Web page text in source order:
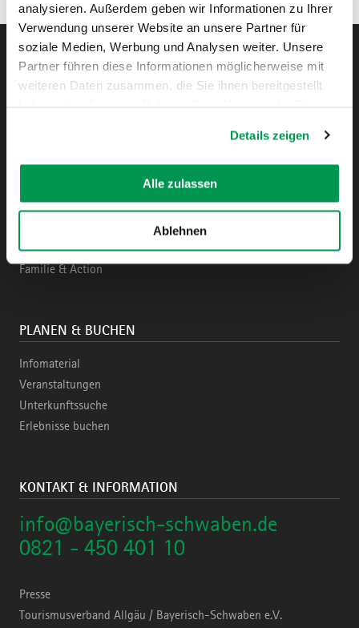
analysieren. Außerdem geben wir Informationen zu Ihrer
Verwendung unserer Website an unsere Partner für
soziale Medien, Werbung und Analysen weiter. Unsere
Partner führen diese Informationen möglicherweise mit
weiteren Daten zusammen, die Sie ihnen bereitgestellt
Details zeigen
Alle zulassen
Ablehnen
InstagramPinterestFacebookYouTube
Region & Highlights
Städte & Kultur
Familie & Action
PLANEN & BUCHEN
Infomaterial
Veranstaltungen
Unterkunftssuche
Erlebnisse buchen
KONTAKT & INFORMATION
info@bayerisch-schwaben.de
0821 - 450 401 10
Presse
Tourismusverband Allgäu / Bayerisch-Schwaben e.V.